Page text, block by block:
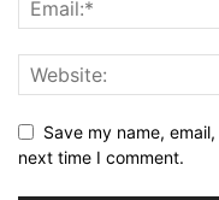
Save my name,
next time I comment.